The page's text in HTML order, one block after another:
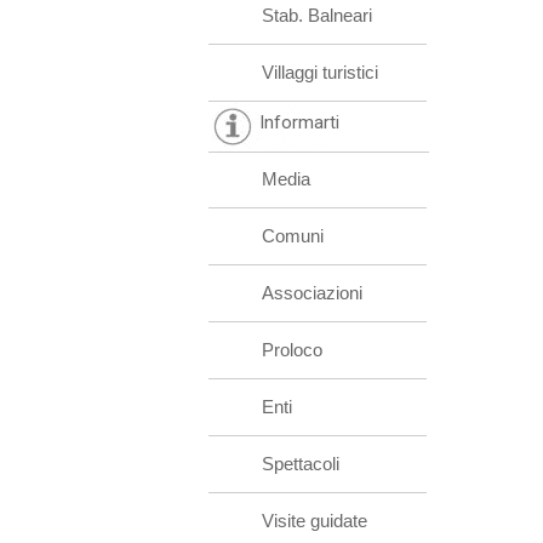
Stab. Balneari
Villaggi turistici
Informarti
Media
Comuni
Associazioni
Proloco
Enti
Spettacoli
Visite guidate